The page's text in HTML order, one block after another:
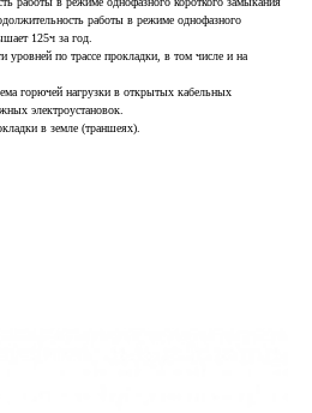
работы в режиме однофазного
125ч за год.
уровней по трассе прокладки, в том числе и на
горючей нагрузки в открытых кабельных
электроустановок.
в земле (траншеях).